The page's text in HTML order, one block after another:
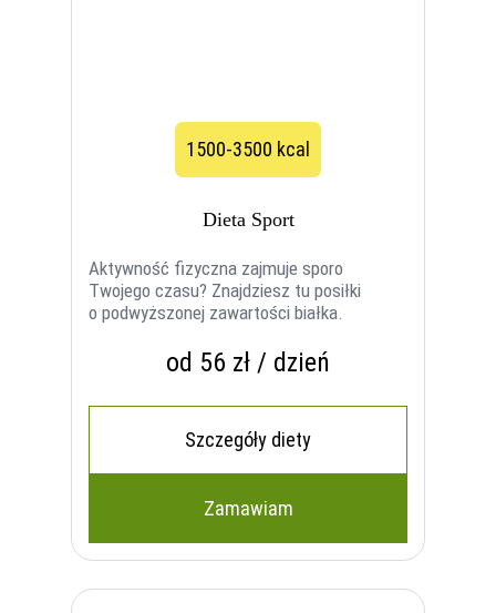
1500-3500 kcal
Dieta Sport
Aktywność fizyczna zajmuje sporo
Twojego czasu? Znajdziesz tu posiłki
o podwyższonej zawartości białka.
od 56 zł / dzień
Szczegóły diety
Zamawiam